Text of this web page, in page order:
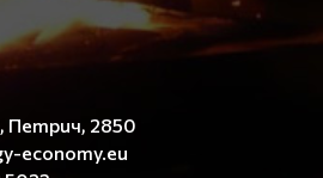
Петрич, 2850
economy.eu